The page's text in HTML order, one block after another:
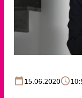
15.06.2020